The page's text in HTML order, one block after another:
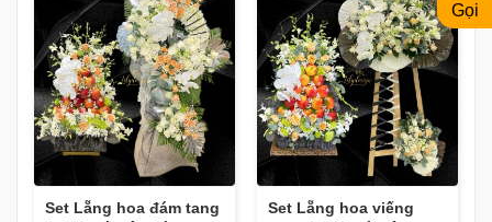
Set Lẵng hoa đám tang
Set Lẵng hoa viếng
Gọi